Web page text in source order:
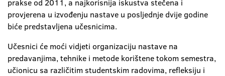
prakse od 2011, a najkorisnija iskustva stečena i
provjerena u izvođenju nastave u posljednje dvije godine
biće predstavljena učesnicima.
Učesnici će moći vidjeti organizaciju nastave na
predavanjima, tehnike i metode korištene tokom semestra,
učionicu sa različitim studentskim radovima, refleksiju i